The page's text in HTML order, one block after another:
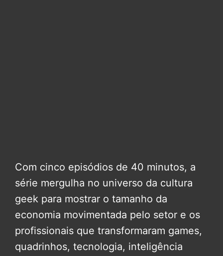
Com cinco episódios de 40 minutos, a
série mergulha no universo da cultura
geek para mostrar o tamanho da
economia movimentada pelo setor e os
profissionais que transformaram games,
quadrinhos, tecnologia, inteligência